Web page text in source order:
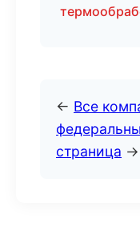
← Все
страница →